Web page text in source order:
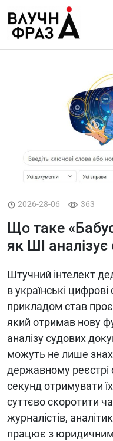
содержимому
Лайфстайл
ТехноНаука
Людина
Про нас
2026-28-06 363
Що таке
як ШІ аналізує
Штучний інтелект
в українські
прикладом став
який отримав нову
аналізу судових
можуть не лише
державному реєстрі
секунд отримувати
суттєво скоротити
журналістів,
працює з